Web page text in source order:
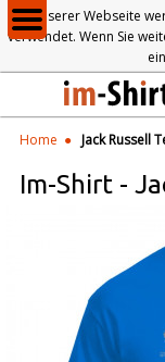
Auf unserer Webseite
verwendet. Wenn Sie
Home Jack Russell
Im-Shirt -